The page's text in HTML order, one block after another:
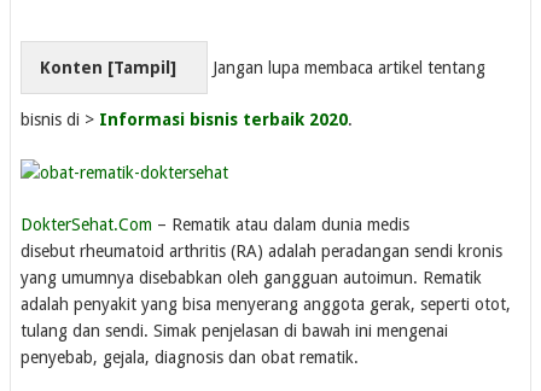
Konten [Tampil] Jangan lupa membaca artikel tentang
bisnis di > Informasi bisnis terbaik 2020.
DokterSehat.Com – Rematik atau dalam dunia medis
disebut rheumatoid arthritis (RA) adalah peradangan sendi kronis
yang umumnya disebabkan oleh gangguan autoimun. Rematik
adalah penyakit yang bisa menyerang anggota gerak, seperti otot,
tulang dan sendi. Simak penjelasan di bawah ini mengenai
penyebab, gejala, diagnosis dan obat rematik.